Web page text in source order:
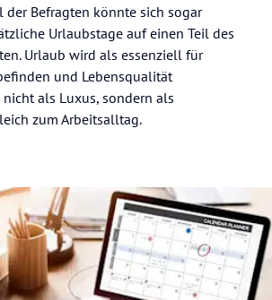
der Befragten könnte sich sogar
Urlaubstage auf einen Teil des
Urlaub wird als essenziell für
und Lebensqualität
als Luxus, sondern als
zum Arbeitsalltag.